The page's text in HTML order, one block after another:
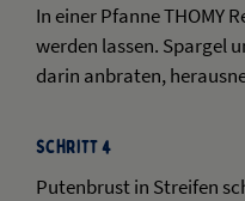
In einer Pfanne THOMY
werden lassen. Spargel
darin anbraten,
Schritt 4
Putenbrust in Streifen